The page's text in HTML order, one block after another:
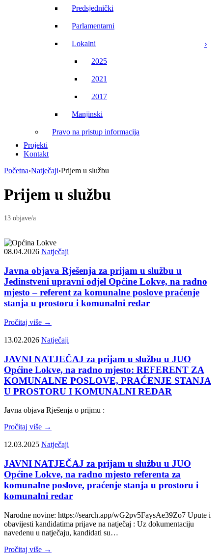
Predsjednički
Parlamentarni
Lokalni
2025
2021
2017
Manjinski
Pravo na pristup informacija
Projekti
Kontakt
Početna›Natječaji›Prijem u službu
Prijem u službu
13 objave/a
08.04.2026 Natječaji
Javna objava Rješenja za prijam u službu u
Jedinstveni upravni odjel Općine Lokve, na radno
mjesto – referent za komunalne poslove praćenje
stanja u prostoru i komunalni redar
Pročitaj više →
13.02.2026 Natječaji
JAVNI NATJEČAJ za prijam u službu u JUO
Općine Lokve, na radno mjesto: REFERENT ZA
KOMUNALNE POSLOVE, PRAĆENJE STANJA
U PROSTORU I KOMUNALNI REDAR
Javna objava Rješenja o prijmu :
Pročitaj više →
12.03.2025 Natječaji
JAVNI NATJEČAJ za prijam u službu u JUO
Općine Lokve, na radno mjesto referenta za
komunalne poslove, praćenje stanja u prostoru i
komunalni redar
Narodne novine: https://search.app/wG2pv5FaysAe39Zo7 Upute i
obavijesti kandidatima prijave na natječaj : Uz dokumentaciju
navedenu u natječaju, kandidati su…
Pročitaj više →